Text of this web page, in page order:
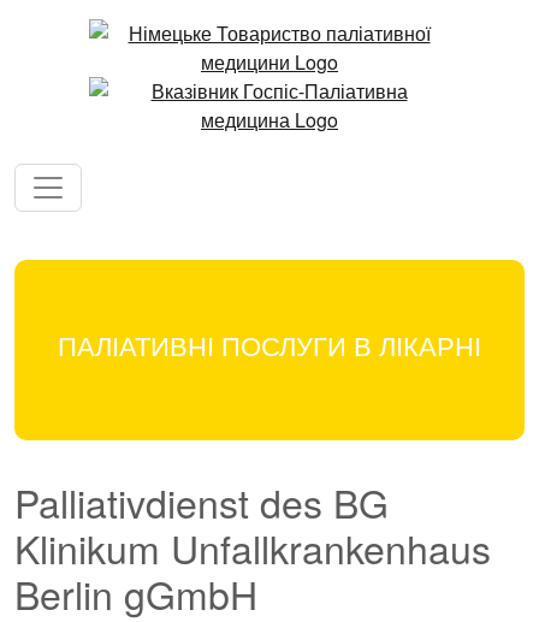
ПАЛІАТИВНІ ПОСЛУГИ В ЛІКАРНІ
Palliativdienst des BG
Klinikum Unfallkrankenhaus
Berlin gGmbH